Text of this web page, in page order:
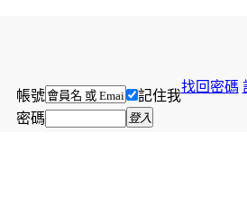
帳號 記住我
找回密碼
密碼 登入